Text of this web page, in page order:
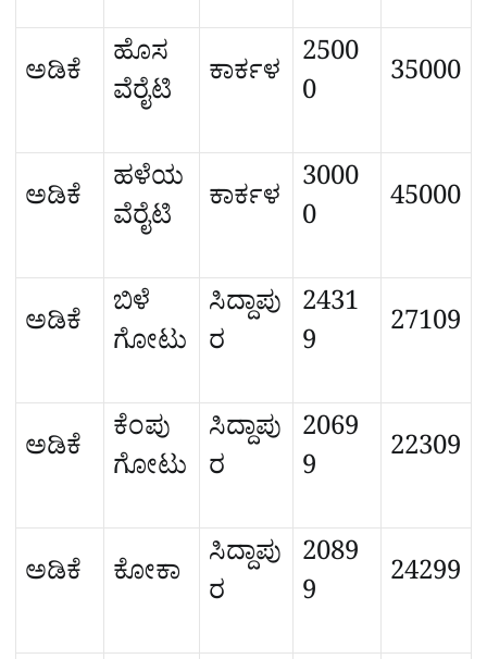
ಅಡಿಕೆ
ಹೊಸ
ವೆರೈಟಿ
ಕಾರ್ಕಳ 2500
0
35000
ಅಡಿಕೆ
ಹಳೆಯ
ವೆರೈಟಿ
ಕಾರ್ಕಳ 3000
0
45000
ಅಡಿಕೆ
ಬಿಳೆ
ಗೋಟು
ಸಿದ್ದಾಪು
ರ
2431
9
27109
ಅಡಿಕೆ
ಕೆಂಪು
ಗೋಟು
ಸಿದ್ದಾಪು
ರ
2069
9
22309
ಅಡಿಕೆ ಕೋಕಾ
ಸಿದ್ದಾಪು
ರ
2089
9
24299